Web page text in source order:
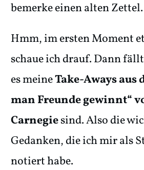
bemerke einen alten Zettel.
Hmm, im ersten Moment
schaue ich drauf. Dann
es meineTake-Aways aus
man Freunde gewinnt“
Carnegiesind. Also die
Gedanken, die ich mir als
notiert habe.